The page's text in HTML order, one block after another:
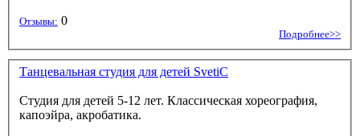
Отзывы: 0
Подробнее>>
Танцевальная студия для детей SvetiC
Студия для детей 5-12 лет. Классическая хореография,
капоэйра, акробатика.